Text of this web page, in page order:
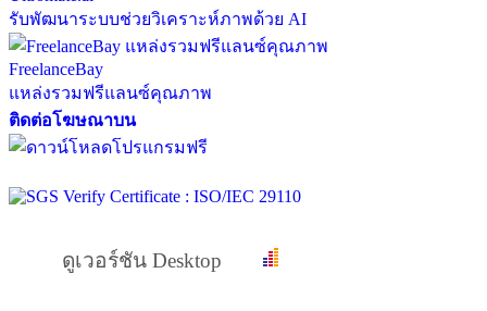
รับพัฒนาระบบช่วยวิเคราะห์ภาพด้วย AI
FreelanceBay
แหล่งรวมฟรีแลนซ์คุณภาพ
ติดต่อโฆษณาบน
ดูเวอร์ชัน Desktop